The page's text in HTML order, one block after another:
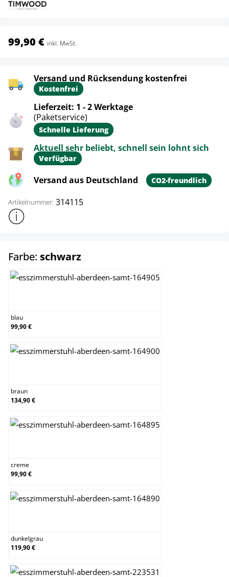
99,90 € inkl. MwSt.
Versand und Rücksendung kostenfrei
Kostenfrei
Lieferzeit: 1 - 2 Werktage
(Paketservice)
Schnelle Lieferung
Aktuell sehr beliebt, schnell sein lohnt sich
Verfügbar
Versand aus Deutschland CO2-freundlich
Artikelnummer: 314115
Weitere Produktinformationen anzeigen
Farbe: schwarzauswählen
blau
99,90 €
braun
134,90 €
creme
99,90 €
dunkelgrau
119,90 €